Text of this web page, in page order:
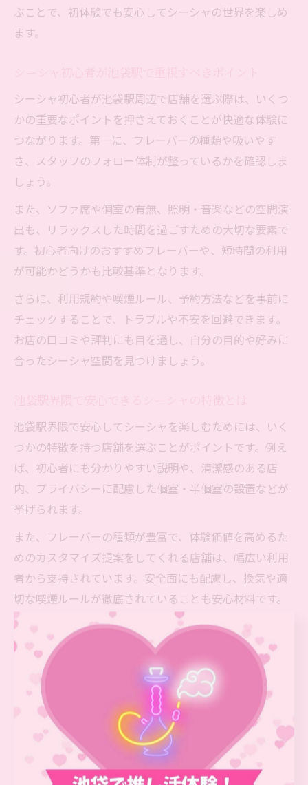
ぶことで、初体験でも安心してシーシャの世界を楽しめ
ます。
シーシャ初心者が池袋駅周辺で店舗を選ぶ際は、いくつ
かの重要なポイントを押さえておくことが快適な体験に
つながります。第一に、フレーバーの種類や吸いやす
さ、スタッフのフォロー体制が整っているかを確認しま
しょう。
また、ソファ席や個室の有無、照明・音楽などの空間演
出も、リラックスした時間を過ごすための大切な要素で
す。初心者向けのおすすめフレーバーや、短時間の利用
が可能かどうかも比較基準となります。
さらに、利用規約や喫煙ルール、予約方法などを事前に
チェックすることで、トラブルや不安を回避できます。
お店の口コミや評判にも目を通し、自分の目的や好みに
合ったシーシャ空間を見つけましょう。
池袋駅界隈で安心してシーシャを楽しむためには、いく
つかの特徴を持つ店舗を選ぶことがポイントです。例え
ば、初心者にも分かりやすい説明や、清潔感のある店
内、プライバシーに配慮した個室・半個室の設置などが
挙げられます。
また、フレーバーの種類が豊富で、体験価値を高めるた
めのカスタマイズ提案をしてくれる店舗は、幅広い利用
者から支持されています。安全面にも配慮し、換気や適
切な喫煙ルールが徹底されていることも安心材料です。
さらに、長時間の滞在がしやすいドリンクバー完備や、
静かなチル空間の提供など、居心地の良さを追求した店
舗が多いのも池袋エリアの魅力です。安心できるシーシ
ャ体験を求める方は、これらの特徴を参考に店舗選びを
行いましょう。
初めてのシーシャ探索を池袋駅で楽しむ秘訣
初めて池袋駅周辺でシーシャ探索を楽しむには、目的や